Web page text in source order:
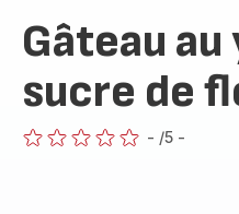
Gâteau
sucre de
- /5 -